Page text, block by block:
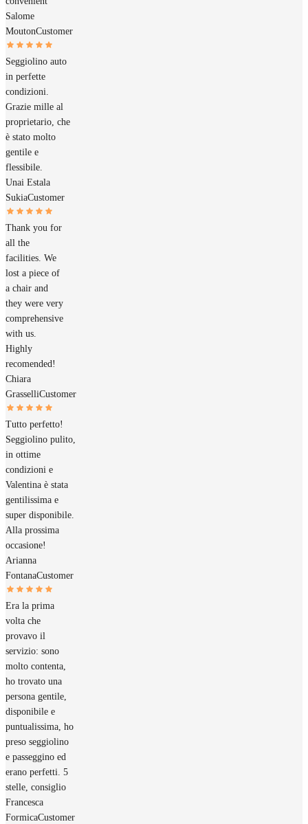
Salome
MoutonCustomer
Seggiolino auto
in perfette
condizioni.
Grazie mille al
proprietario, che
è stato molto
gentile e
flessibile.
Unai Estala
SukiaCustomer
Thank you for
all the
facilities. We
lost a piece of
a chair and
they were very
comprehensive
with us.
Highly
recomended!
Chiara
GrasselliCustomer
Tutto perfetto!
Seggiolino pulito,
in ottime
condizioni e
Valentina è stata
gentilissima e
super disponibile.
Alla prossima
occasione!
Arianna
FontanaCustomer
Era la prima
volta che
provavo il
servizio: sono
molto contenta,
ho trovato una
persona gentile,
disponibile e
puntualissima, ho
preso seggiolino
e passeggino ed
erano perfetti. 5
stelle, consiglio
Francesca
FormicaCustomer